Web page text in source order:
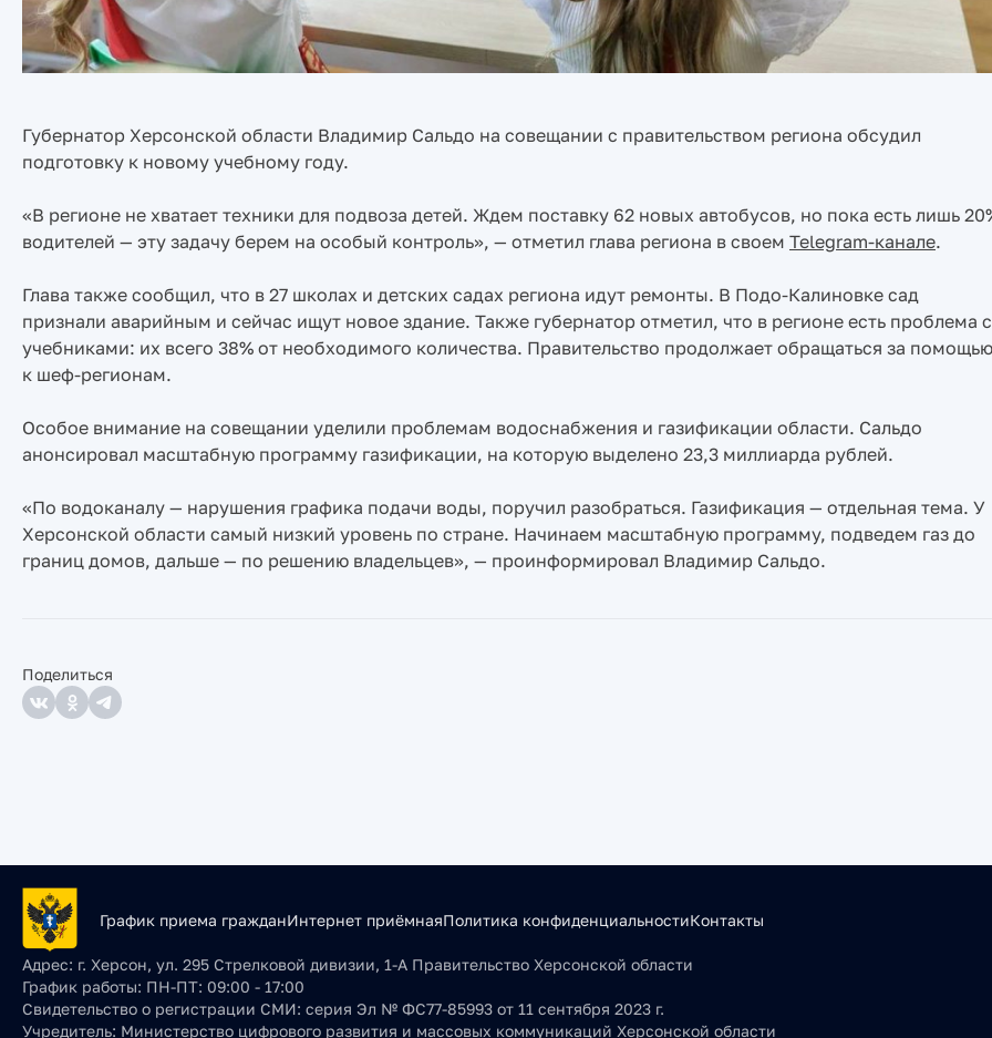
Губернатор Херсонской области Владимир Сальдо на совещании с правительством региона обсудил
подготовку к новому учебному году.
«В регионе не хватает техники для подвоза детей. Ждем поставку 62 новых автобусов, но пока есть лишь
водителей — эту задачу берем на особый контроль», — отметил глава региона в своем Telegram-канале.
Глава также сообщил, что в 27 школах и детских садах региона идут ремонты. В Подо-Калиновке сад
признали аварийным и сейчас ищут новое здание. Также губернатор отметил, что в регионе есть проблема с
учебниками: их всего 38% от необходимого количества. Правительство продолжает обращаться за помощью
к шеф-регионам.
Особое внимание на совещании уделили проблемам водоснабжения и газификации области. Сальдо
анонсировал масштабную программу газификации, на которую выделено 23,3 миллиарда рублей.
«По водоканалу — нарушения графика подачи воды, поручил разобраться. Газификация — отдельная тема. У
Херсонской области самый низкий уровень по стране. Начинаем масштабную программу, подведем газ до
границ домов, дальше — по решению владельцев», — проинформировал Владимир Сальдо.
Поделиться
График приема гражданИнтернет приёмнаяПолитика конфиденциальностиКонтакты
Адрес: г. Херсон, ул. 295 Стрелковой дивизии, 1-А Правительство Херсонской области
График работы: ПН-ПТ: 09:00 - 17:00
Свидетельство о регистрации СМИ: серия Эл № ФС77-85993 от 11 сентября 2023 г.
Учредитель: Министерство цифрового развития и массовых коммуникаций Херсонской области